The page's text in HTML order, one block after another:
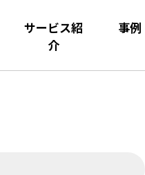
サービス紹
介
事